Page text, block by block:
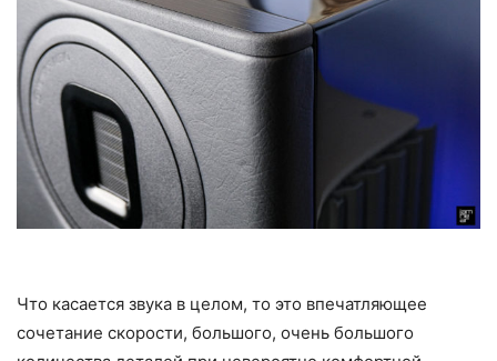
Что касается звука в целом, то это впечатляющее
сочетание скорости, большого, очень большого